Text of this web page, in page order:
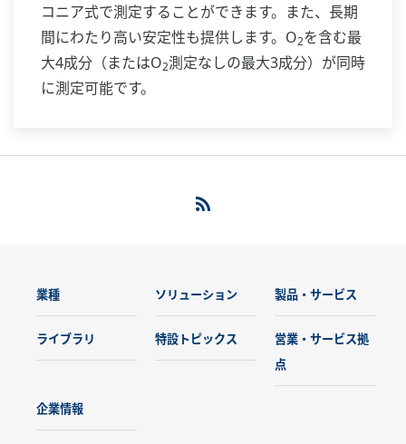
コニア式で測定することができます。また、長期
間にわたり高い安定性も提供します。O2を含む最
大4成分（またはO2測定なしの最大3成分）が同時
に測定可能です。
業種 ソリューション 製品・サービス
ライブラリ 特設トピックス
営業・サービス拠
点
企業情報